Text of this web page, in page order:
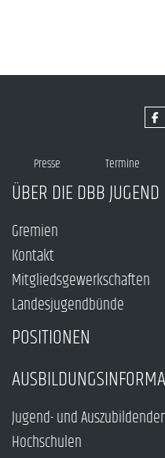
Presse Termine
ÜBER DIE DBB JUGEND
Gremien
Kontakt
Mitgliedsgewerkschaften
Landesjugendbünde
POSITIONEN
Jugend- und
Hochschulen